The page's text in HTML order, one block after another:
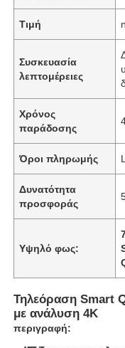
Τιμή
Συσκευασία
λεπτομέρειες
Χρόνος
παράδοσης
Όροι πληρωμής
Δυνατότητα
προσφοράς
Υψηλό φως:
Τηλεόραση Smart
με ανάλυση 4K
περιγραφή: